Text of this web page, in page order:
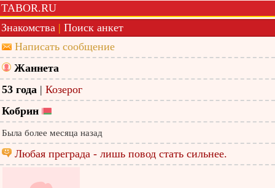
TABOR.RU
Знакомства | Поиск анкет
Написать сообщение
Жаннета
53 года | Козерог
Кобрин
Была более месяца назад
Любая преграда - лишь повод стать сильнее.